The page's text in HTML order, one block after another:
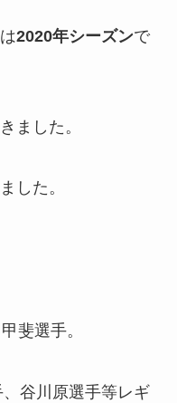
2020年シーズンで
ました。
した。
斐選手。
谷川原選手等レギ